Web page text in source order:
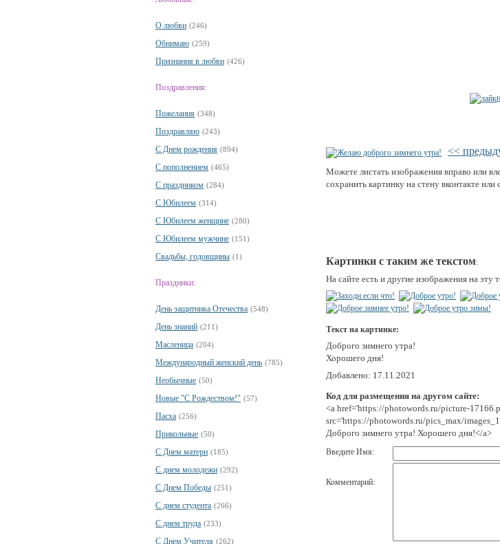
О любви (246)
Обнимаю (259)
Признания в любви (426)
Поздравления:
Пожелания (348)
Поздравляю (243)
С Днем рождения (894)
С пополнением (465)
С праздником (284)
С Юбилеем (314)
С Юбилеем женщине (280)
С Юбилеем мужчине (151)
Свадьбы, годовщины (1)
Праздники:
День защитника Отечества (548)
День знаний (211)
Масленица (204)
Международный женский день (785)
Необычные (50)
Новые "С Рождеством!" (57)
Пасха (256)
Прикольные (50)
С Днем матери (185)
С днем молодежи (292)
С Днем Победы (251)
С днем студента (266)
С днем труда (233)
С Днем Учителя (262)
<<
Можете листать изображения вправо или
сохранить картинку на стену вконтакте или
Картинки с таким же текстом:
На сайте есть и другие изображения на эту
Текст на картинке:
Доброго зимнего утра!
Хорошего дня!
Добавлено: 17.11.2021
Код для размещения на другом сайте:
<a href='https://photowords.ru/picture-
src='https://photowords.ru/pics_max/
Доброго зимнего утра! Хорошего дня!</a>
Введите Имя:
Комментарий: